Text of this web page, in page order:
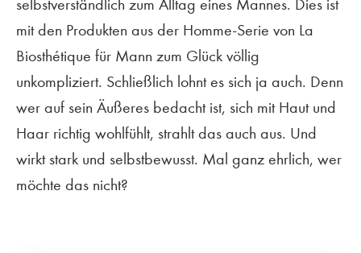
selbstverständlich zum Alltag eines Mannes. Dies ist
mit den Produkten aus der Homme-Serie von La
Biosthétique für Mann zum Glück völlig
unkompliziert. Schließlich lohnt es sich ja auch. Denn
wer auf sein Äußeres bedacht ist, sich mit Haut und
Haar richtig wohlfühlt, strahlt das auch aus. Und
wirkt stark und selbstbewusst. Mal ganz ehrlich, wer
möchte das nicht?